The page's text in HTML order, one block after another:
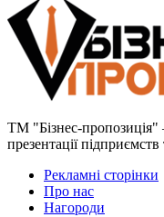
ТМ "Бізнес-пропозиція"
презентації підприємств
Рекламні сторінки
Про нас
Нагороди